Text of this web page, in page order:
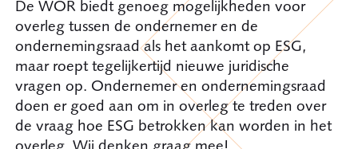
De WOR biedt genoeg mogelijkheden voor
overleg tussen de ondernemer en de
ondernemingsraad als het aankomt op ESG,
maar roept tegelijkertijd nieuwe juridische
vragen op. Ondernemer en ondernemingsraad
doen er goed aan om in overleg te treden over
de vraag hoe ESG betrokken kan worden in het